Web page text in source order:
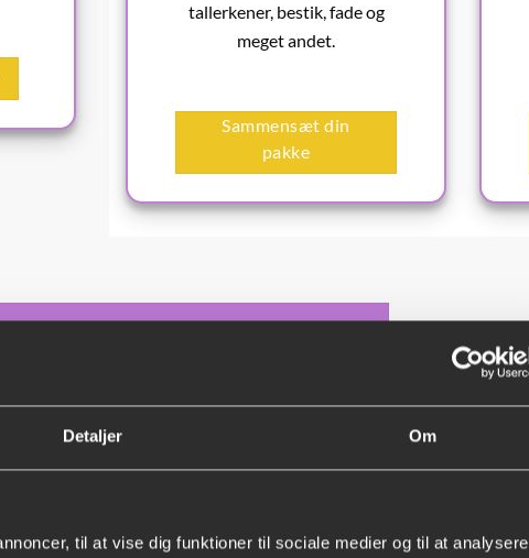
Detaljer Om
til at vise dig funktioner til sociale medier og til at analysere
tallerkener, bestik, fade og
meget andet.
Sammensæt din
pakke
eller byg din egen løsning her